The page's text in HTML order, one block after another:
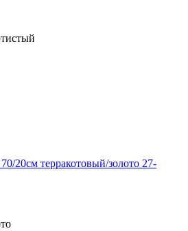
20см терракотовый/золото 27-